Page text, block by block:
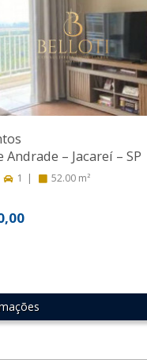
Andrade – Jacareí – SP
1 52.00 m²